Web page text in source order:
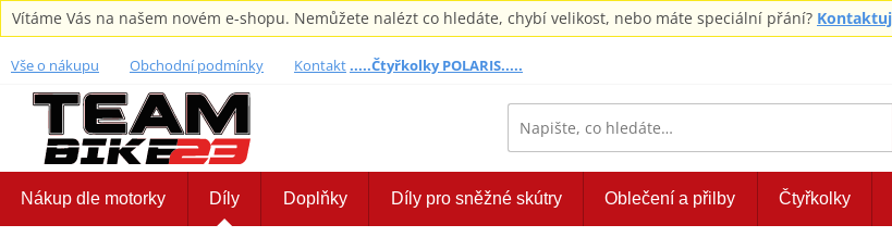
Vítáme Vás na našem novém e-shopu. Nemůžete nalézt co hledáte, chybí velikost, nebo máte speciální přání?
Vše o nákupu Obchodní podmínky Kontakt.....Čtyřkolky POLARIS.....
Nákup dle motorky Díly Doplňky Díly pro sněžné skútry Oblečení a přilby Čtyřkolky